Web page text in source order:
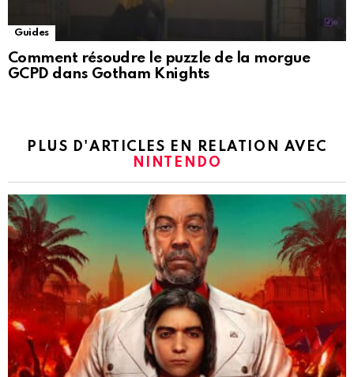
Guides
Comment résoudre le puzzle de la morgue
GCPD dans Gotham Knights
PLUS D'ARTICLES EN RELATION AVEC
NINTENDO